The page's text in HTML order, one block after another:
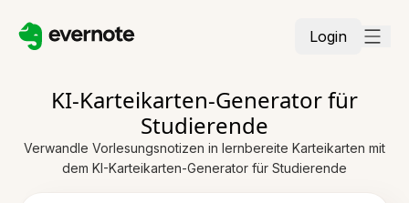
Login
KI-Karteikarten-Generator für
Studierende
Verwandle Vorlesungsnotizen in lernbereite Karteikarten mit
dem KI-Karteikarten-Generator für Studierende